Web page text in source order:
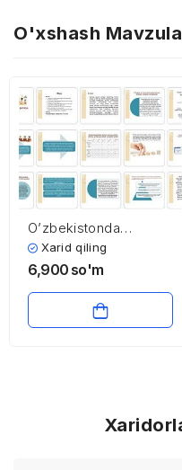
O'xshash
O’zbekistonda
pensiya tizimi
Xarid qiling
6,900 so'm